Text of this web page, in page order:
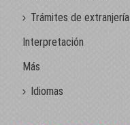
Trámites de extranjería
Interpretación
Más
Idiomas